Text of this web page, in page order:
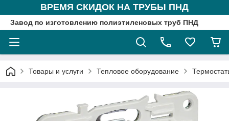
ВРЕМЯ СКИДОК НА ТРУБЫ ПНД
Завод по изготовлению полиэтиленовых труб ПНД
Товары и услуги Тепловое оборудование